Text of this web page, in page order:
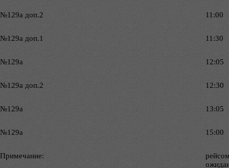
№129а доп.2 11:00
№129а доп.1 11:30
№129а 12:05
№129а доп.2 12:30
№129а 13:05
№129а 15:00
Примечание: